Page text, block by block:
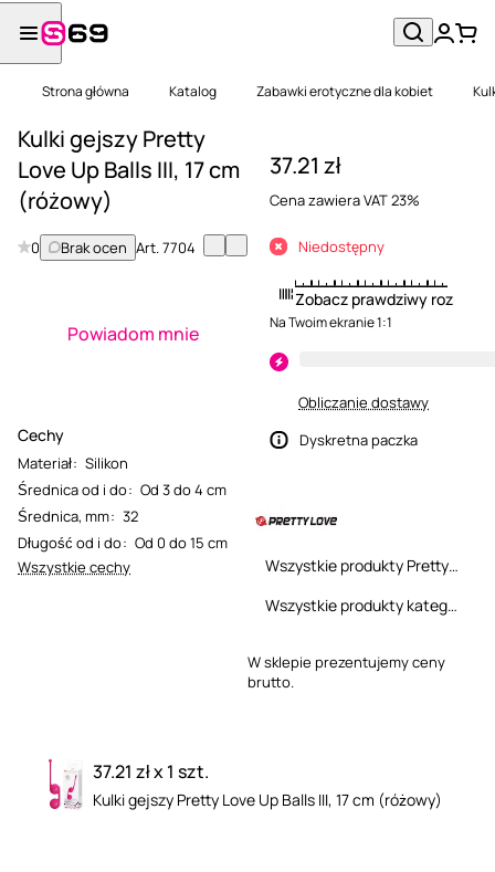
Strona główna Katalog Zabawki erotyczne dla kobiet
Kulki gejszy Pretty
Love Up Balls III, 17 cm
(różowy)
0 Brak ocen Art.7704
Powiadom mnie
Cechy
Materiał: Silikon
Średnica od i do: Od 3 do 4 cm
Średnica, mm: 32
Długość od i do: Od 0 do 15 cm
Wszystkie cechy
37.21 zł
Cena zawiera VAT 23%
Niedostępny
Zobacz prawdziwy rozmiar
Na Twoim ekranie 1:1
Obliczanie dostawy
Dyskretna paczka
Wszystkie produkty Pretty Love
Wszystkie produkty kategorii
W sklepie prezentujemy ceny
brutto.
37.21 zł x 1 szt.
Kulki gejszy Pretty Love Up Balls III, 17 cm (różowy)